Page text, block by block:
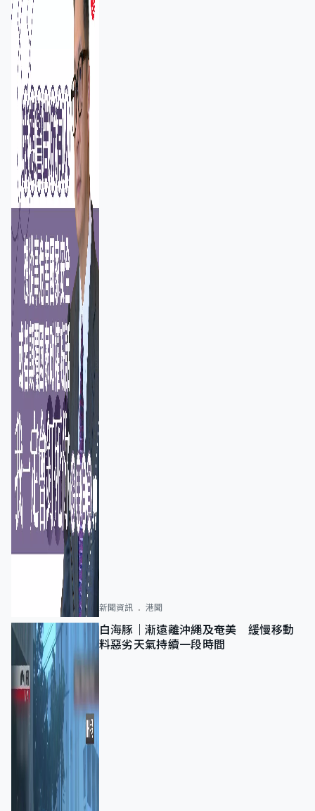
新聞資訊 港聞
白海豚｜漸遠離沖繩及奄美 緩慢移動
料惡劣天氣持續一段時間